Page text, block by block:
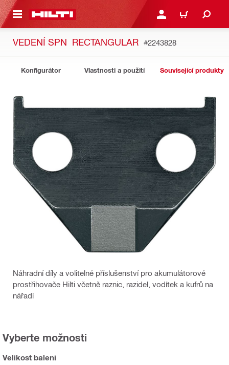
HLAVNÍ OBSAH PŘIHLÁSIT NEBO
KOŠÍK
VEDENÍ SPN RECTANGULAR #2243828
Konfigurátor Vlastnosti a použití Související produkty
Náhradní díly a volitelné příslušenství pro akumulátorové
prostřihovače Hilti včetně raznic, razidel, vodítek a kufrů na
nářadí
Vyberte možnosti
Velikost balení